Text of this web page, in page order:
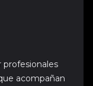
acompañan